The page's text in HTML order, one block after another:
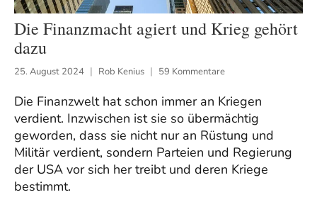
Die Finanzmacht agiert und Krieg gehört
dazu
25. August 2024 Rob Kenius 59 Kommentare
Die Finanzwelt hat schon immer an Kriegen
verdient. Inzwischen ist sie so übermächtig
geworden, dass sie nicht nur an Rüstung und
Militär verdient, sondern Parteien und Regierung
der USA vor sich her treibt und deren Kriege
bestimmt.